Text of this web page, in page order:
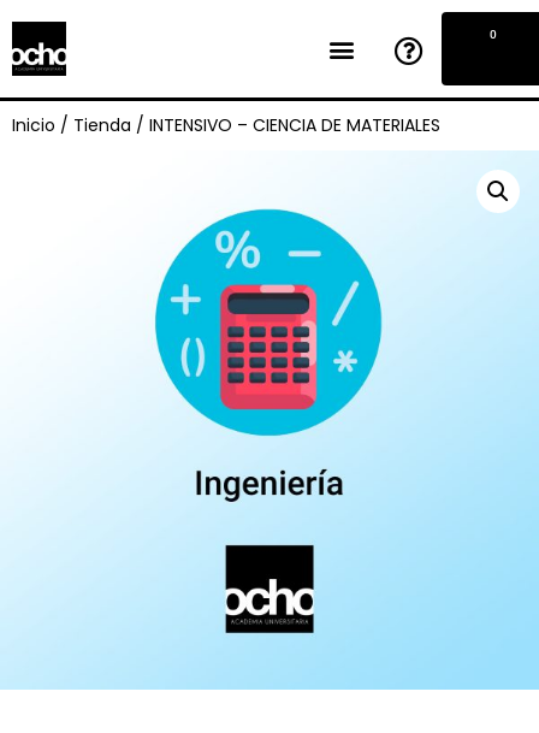
0
Inicio / Tienda / INTENSIVO – CIENCIA DE MATERIALES